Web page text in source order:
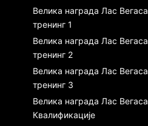
Велика награда Лас Вегаса
тренинг 1
Велика награда Лас Вегаса
тренинг 2
Велика награда Лас Вегаса
тренинг 3
Велика награда Лас Вегаса
Квалификације